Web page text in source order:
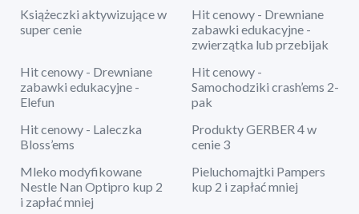
Książeczki aktywizujące w
super cenie
Hit cenowy - Drewniane
zabawki edukacyjne -
zwierzątka lub przebijak
Hit cenowy - Drewniane
zabawki edukacyjne -
Elefun
Hit cenowy -
Samochodziki crash’ems 2-
pak
Hit cenowy - Laleczka
Bloss’ems
Produkty GERBER 4 w
cenie 3
Mleko modyfikowane
Nestle Nan Optipro kup 2
i zapłać mniej
Pieluchomajtki Pampers
kup 2 i zapłać mniej